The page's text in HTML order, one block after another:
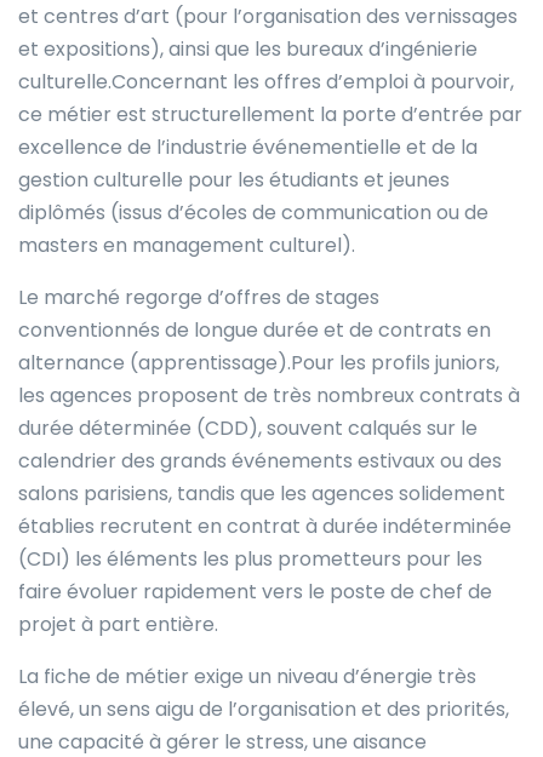
et centres d’art (pour l’organisation des vernissages
et expositions), ainsi que les bureaux d’ingénierie
culturelle.Concernant les offres d’emploi à pourvoir,
ce métier est structurellement la porte d’entrée par
excellence de l’industrie événementielle et de la
gestion culturelle pour les étudiants et jeunes
diplômés (issus d’écoles de communication ou de
masters en management culturel).
Le marché regorge d’offres de stages
conventionnés de longue durée et de contrats en
alternance (apprentissage).Pour les profils juniors,
les agences proposent de très nombreux contrats à
durée déterminée (CDD), souvent calqués sur le
calendrier des grands événements estivaux ou des
salons parisiens, tandis que les agences solidement
établies recrutent en contrat à durée indéterminée
(CDI) les éléments les plus prometteurs pour les
faire évoluer rapidement vers le poste de chef de
projet à part entière.
La fiche de métier exige un niveau d’énergie très
élevé, un sens aigu de l’organisation et des priorités,
une capacité à gérer le stress, une aisance